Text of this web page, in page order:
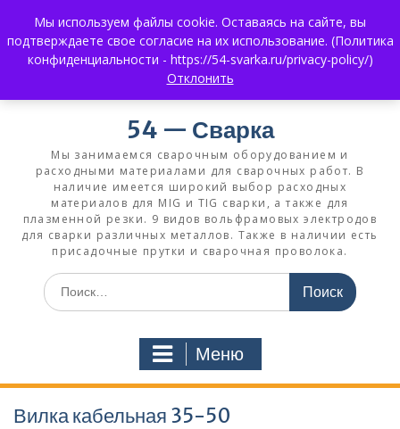
содержимому
+7 (383) 375-0008
3750008@mail.ru
What's App:
+7 930 858 02 99
54 — Сварка
Мы занимаемся сварочным оборудованием и
расходными материалами для сварочных работ. В
наличие имеется широкий выбор расходных
материалов для MIG и TIG сварки, а также для
плазменной резки. 9 видов вольфрамовых электродов
для сварки различных металлов. Также в наличии есть
присадочные прутки и сварочная проволока.
Искать:
Меню
Вилка кабельная 35-50
Мы используем файлы cookie. Оставаясь на сайте, вы
подтверждаете свое согласие на их использование. (Политика
конфиденциальности - https://54-svarka.ru/privacy-policy/)
Отклонить